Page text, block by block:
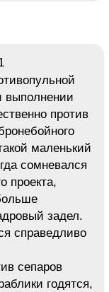
выполнении
против
маленький
сомневался
проекта,
задел.
справедливо
сепаров
годятся,